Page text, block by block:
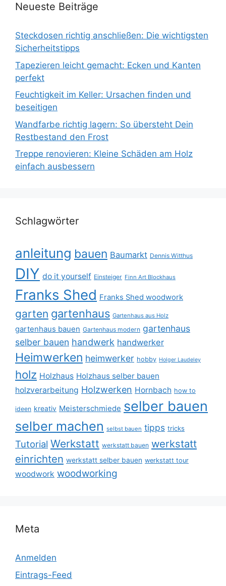
Neueste Beiträge
Steckdosen richtig anschließen: Die wichtigsten
Sicherheitstipps
Tapezieren leicht gemacht: Ecken und Kanten
perfekt
Feuchtigkeit im Keller: Ursachen finden und
beseitigen
Wandfarbe richtig lagern: So übersteht Dein
Restbestand den Frost
Treppe renovieren: Kleine Schäden am Holz
einfach ausbessern
Schlagwörter
anleitung bauen Baumarkt Dennis Witthus
DIY do it yourself Einsteiger Finn Art Blockhaus
Franks Shed Franks Shed woodwork
garten gartenhaus Gartenhaus aus Holz
gartenhaus bauen Gartenhaus modern gartenhaus
selber bauen handwerk handwerker
Heimwerken heimwerker hobby Holger Laudeley
holz Holzhaus Holzhaus selber bauen
holzverarbeitung Holzwerken Hornbach how to
ideen kreativ Meisterschmiede selber bauen
selber machen selbst bauen tipps tricks
Tutorial Werkstatt werkstatt bauen werkstatt
einrichten werkstatt selber bauen werkstatt tour
woodwork woodworking
Meta
Anmelden
Eintrags-Feed